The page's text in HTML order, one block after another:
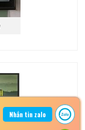
Nhắn tin zalo